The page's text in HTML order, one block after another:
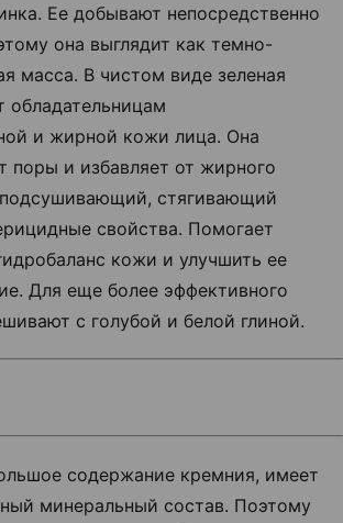
Ее добывают непосредственно
она выглядит как темно-
масса. В чистом виде зеленая
обладательницам
и жирной кожи лица. Она
поры и избавляет от жирного
стягивающий
свойства. Помогает
кожи и улучшить ее
Для еще более эффективного
с голубой и белой глиной.
содержание кремния, имеет
минеральный состав. Поэтому